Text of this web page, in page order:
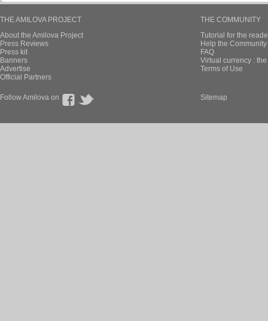
THE AMILOVA PROJECT
About the Amilova Project
Press Reviews
Press kit
Banners
Advertise
Official Partners
THE COMMUNITY
Tutorial for the
Help the
FAQ
Virtual currency :
Terms of Use
Follow Amilova on Sitemap